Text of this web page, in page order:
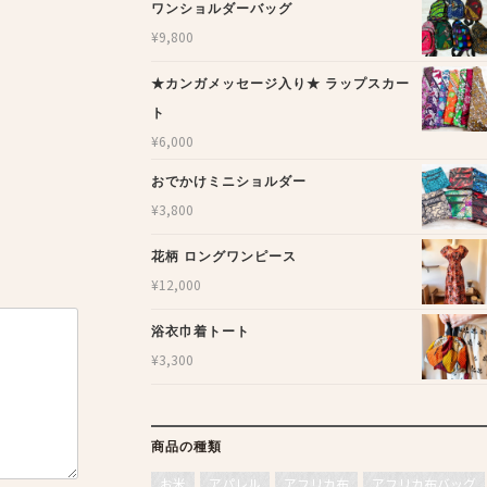
ワンショルダーバッグ
¥9,800
★カンガメッセージ入り★ ラップスカー
ト
¥6,000
おでかけミニショルダー
¥3,800
花柄 ロングワンピース
¥12,000
浴衣巾着トート
¥3,300
商品の種類
お米 アパレル アフリカ布 アフリカ布バッグ